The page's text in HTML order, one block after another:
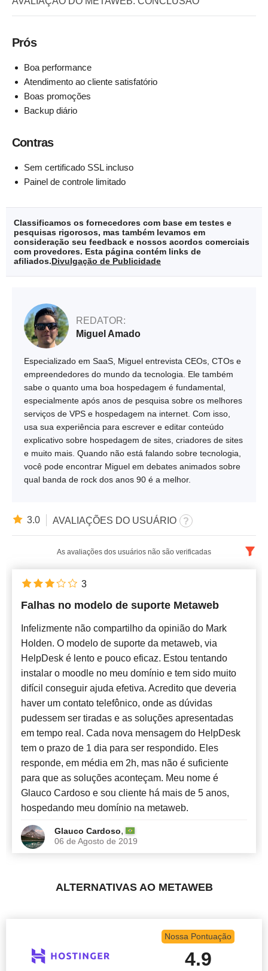
Prós
Boa performance
Atendimento ao cliente satisfatório
Boas promoções
Backup diário
Contras
Sem certificado SSL incluso
Painel de controle limitado
Classificamos os fornecedores com base em testes e
pesquisas rigorosos, mas também levamos em
consideração seu feedback e nossos acordos comerciais
com provedores. Esta página contém links de
afiliados.Divulgação de Publicidade
REDATOR:
Miguel Amado
Especializado em SaaS, Miguel entrevista CEOs, CTOs e
empreendedores do mundo da tecnologia. Ele também
sabe o quanto uma boa hospedagem é fundamental,
especialmente após anos de pesquisa sobre os melhores
serviços de VPS e hospedagem na internet. Com isso,
usa sua experiência para escrever e editar conteúdo
explicativo sobre hospedagem de sites, criadores de sites
e muito mais. Quando não está falando sobre tecnologia,
você pode encontrar Miguel em debates animados sobre
qual banda de rock dos anos 90 é a melhor.
3.0 AVALIAÇÕES DO USUÁRIO
As avaliações dos usuários não são verificadas
Falhas no modelo de suporte Metaweb
Infelizmente não compartilho da opinião do Mark
Holden. O modelo de suporte da metaweb, via
HelpDesk é lento e pouco eficaz. Estou tentando
instalar o moodle no meu domínio e tem sido muito
difícil conseguir ajuda efetiva. Acredito que deveria
haver um contato telefônico, onde as dúvidas
pudessem ser tiradas e as soluções apresentadas
em tempo real. Cada nova mensagem do HelpDesk
tem o prazo de 1 dia para ser respondido. Eles
responde, em média em 2h, mas não é suficiente
para que as soluções aconteçam. Meu nome é
Glauco Cardoso e sou cliente há mais de 5 anos,
hospedando meu domínio na metaweb.
Glauco Cardoso,
06 de Agosto de 2019
3
ALTERNATIVAS AO METAWEB
Nossa Pontuação
4.9